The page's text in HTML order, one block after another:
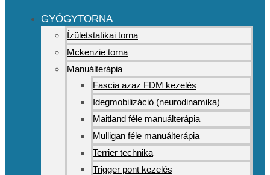
GYÓGYTORNA
Ízületstatikai torna
Mckenzie torna
Manuálterápia
Fascia azaz FDM kezelés
Idegmobilizáció (neurodinamika)
Maitland féle manuálterápia
Mulligan féle manuálterápia
Terrier technika
Trigger pont kezelés